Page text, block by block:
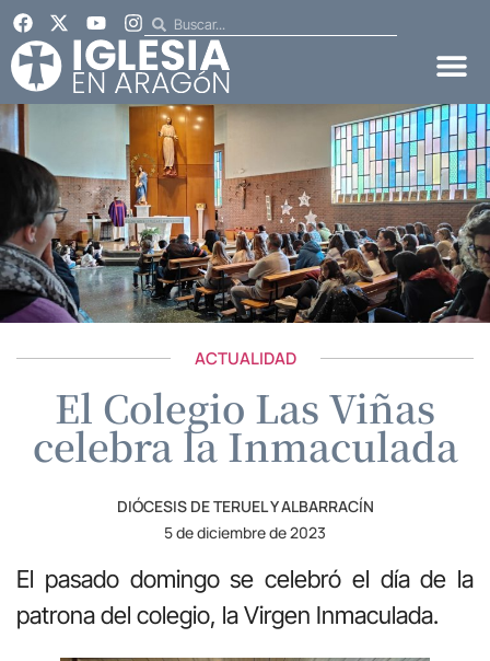
ACTUALIDAD
El Colegio Las Viñas
celebra la Inmaculada
DIÓCESIS DE TERUEL Y ALBARRACÍN
5 de diciembre de 2023
El pasado domingo se celebró el día de la
patrona del colegio, la Virgen Inmaculada.